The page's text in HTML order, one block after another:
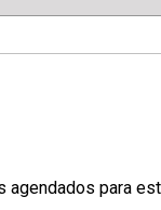
agendados para